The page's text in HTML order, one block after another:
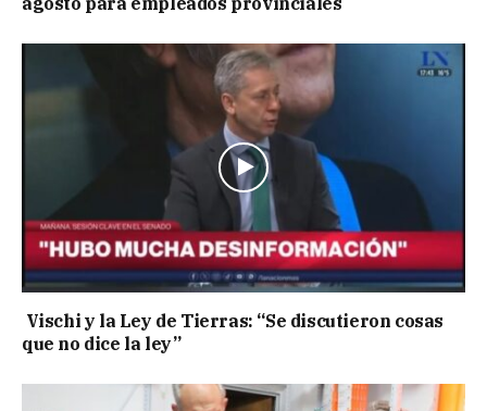
Vischi y la Ley de Tierras: “Se discutieron cosas
que no dice la ley”